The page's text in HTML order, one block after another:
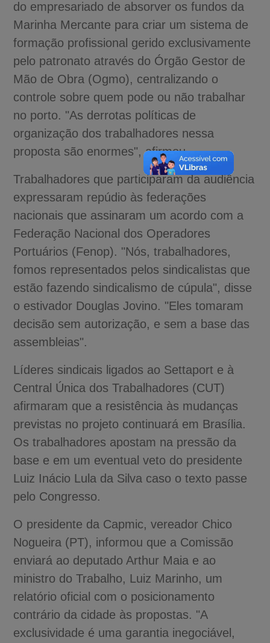
do empresariado de absorver os fundos da
Marinha Mercante para criar um sistema de
formação profissional gerido exclusivamente
pelo patronato através do Órgão Gestor de
Mão de Obra (Ogmo), centralizando o
controle sobre quem pode ou não trabalhar
no porto. "As derrotas políticas de
organização dos trabalhadores nessa
proposta são enormes", afirmou.
Trabalhadores que participaram da audiência
expressaram repúdio às federações
nacionais que assinaram um acordo com a
Federação Nacional dos Operadores
Portuários (Fenop). "Nós, trabalhadores,
fomos representados pelos sindicalistas que
estão fazendo sindicalismo de cúpula", disse
o estivador Douglas Jovino. "Eles tomaram
decisão sem autorização, e sem a base das
assembleias".
Líderes sindicais ligados ao Settaport e à
Central Única dos Trabalhadores (CUT)
afirmaram que a resistência às mudanças
previstas no projeto continuará em Brasília.
Os trabalhadores apostam na pressão da
base e em um eventual veto do presidente
Luiz Inácio Lula da Silva caso o texto passe
pelo Congresso.
O presidente da Capmic, vereador Chico
Nogueira (PT), informou que a Comissão
enviará ao deputado Arthur Maia e ao
ministro do Trabalho, Luiz Marinho, um
relatório oficial com o posicionamento
contrário da cidade às propostas. "A
exclusividade é uma garantia inegociável,